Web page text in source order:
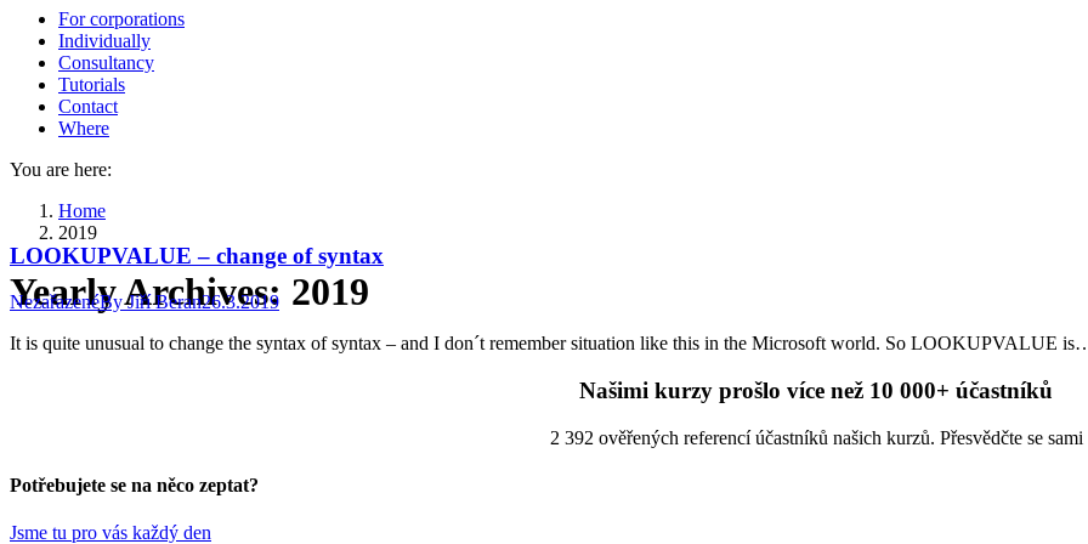
For corporations
Individually
Consultancy
Tutorials
Contact
Where
You are here:
Home
2019
Yearly Archives: 2019
LOOKUPVALUE – change of syntax
NezařazenéByJiří Beran26.3.2019
It is quite unusual to change the syntax of syntax – and I don´t remember situation like this in the Microsoft world. So LOOKUPVALUE
Našimi kurzy prošlo více než 10 000+ účastníků
2 392 ověřených referencí účastníků našich kurzů. Přesvědčte se sami
Potřebujete se na něco zeptat?
Jsme tu pro vás každý den